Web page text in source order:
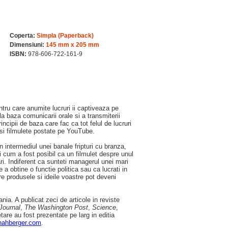
Coperta: Simpla (Paperback)
Dimensiuni: 145 mm x 205 mm
ISBN: 978-606-722-161-9
care anumite lucruri ii captiveaza pe
baza comunicarii orale si a transmiterii
de baza care fac ca tot felul de lucruri
filmulete postate pe YouTube.
unei banale fripturi cu branza,
a fost posibil ca un filmulet despre unul
Indiferent ca sunteti managerul unei mari
a obtine o functie politica sau ca lucrati in
produsele si ideile voastre pot deveni
A publicat zeci de articole in reviste
, The Washington Post, Science,
au fost prezentate pe larg in editia
.